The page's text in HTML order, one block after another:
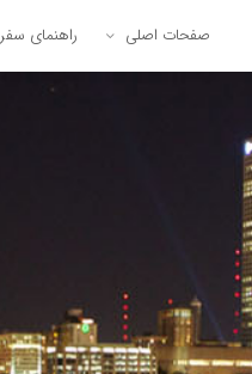
صفحات اصلی راهنمای سفر